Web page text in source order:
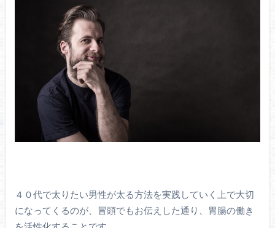
４０代で太りたい男性が太る方法を実践していく上で大切
になってくるのが、冒頭でもお伝えした通り、胃腸の働き